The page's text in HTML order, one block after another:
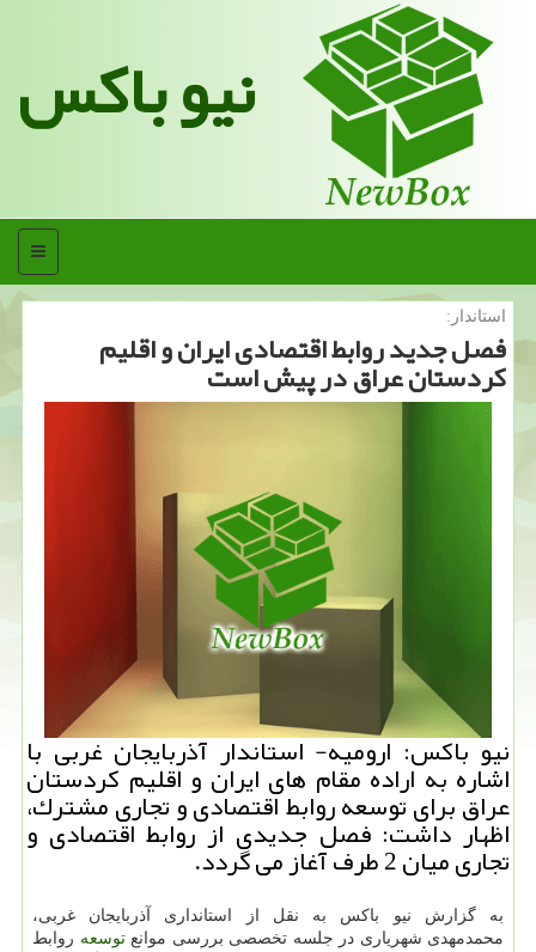
نیو باکس
منو
استاندار:
فصل جدید روابط اقتصادی ایران و اقلیم
كردستان عراق در پیش است
نیو باكس: ارومیه- استاندار آذربایجان غربی با
اشاره به اراده مقام های ایران و اقلیم كردستان
عراق برای توسعه روابط اقتصادی و تجاری مشترك،
اظهار داشت: فصل جدیدی از روابط اقتصادی و
تجاری میان 2 طرف آغاز می گردد.
به گزارش نیو باكس به نقل از استانداری آذربایجان غربی،
محمدمهدی شهریاری در جلسه تخصصی بررسی موانعتوسعه روابط